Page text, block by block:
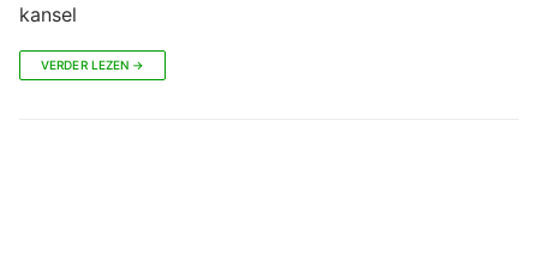
kansel
VERDER LEZEN →